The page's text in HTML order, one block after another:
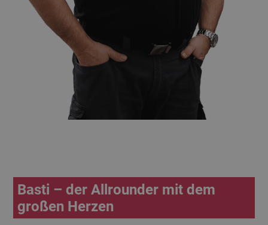
Basti – der Allrounder mit dem
großen Herzen